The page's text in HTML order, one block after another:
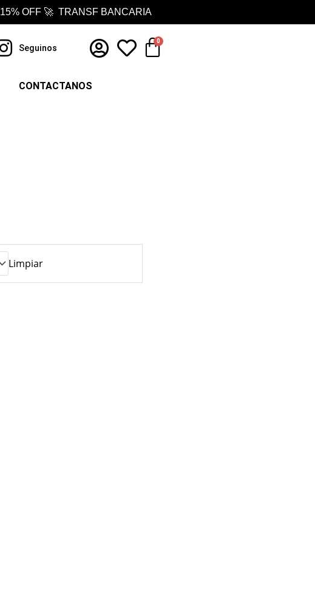
15% OFF 🚀 TRANSF BANCARIA
Seguinos
0
Cart
CONTACTANOS
Limpiar